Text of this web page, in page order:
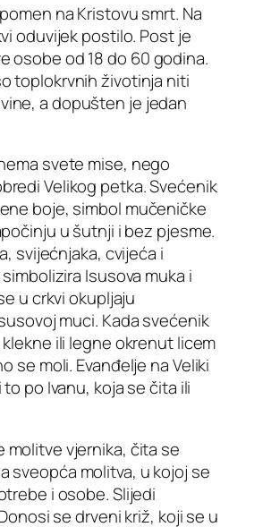
na Kristovu smrt. Na
oduvijek postilo. Post je
osobe od 18 do 60 godina.
toplokrvnih životinja niti
a dopušten je jedan
svete mise, nego
Velikog petka. Svećenik
boje, simbol mučeničke
u šutnji i bez pjesme.
svijećnjaka, cvijeća i
Isusova muka i
u crkvi okupljaju
muci. Kada svećenik
ili legne okrenut licem
se moli. Evanđelje na Veliki
po Ivanu, koja se čita ili
molitve vjernika, čita se
sveopća molitva, u kojoj se
i osobe. Slijedi
se drveni križ, koji se u